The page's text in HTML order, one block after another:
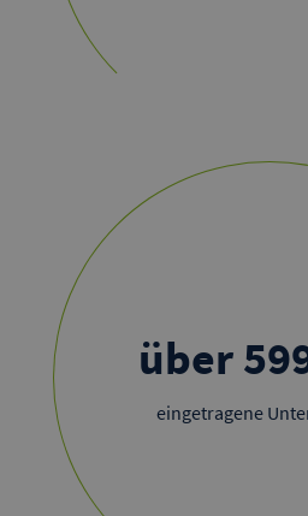
über
eingetragene